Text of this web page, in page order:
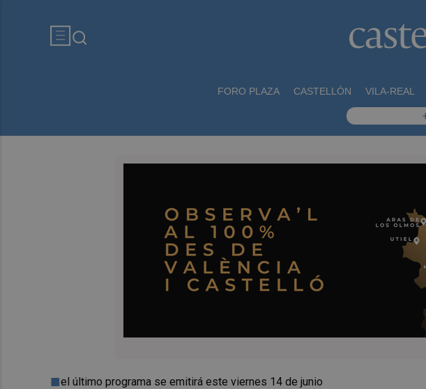
FORO PLAZA CASTELLÓN VILA-REAL
el último programa se emitirá este viernes 14 de junio